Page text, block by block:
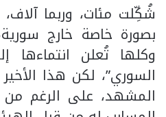
شُكِّلت مئات، وربما
بصورة خاصة خارج
وكلها تُعلن انتماءها
السوري”، لكن هذا
المشهد، على الرغم